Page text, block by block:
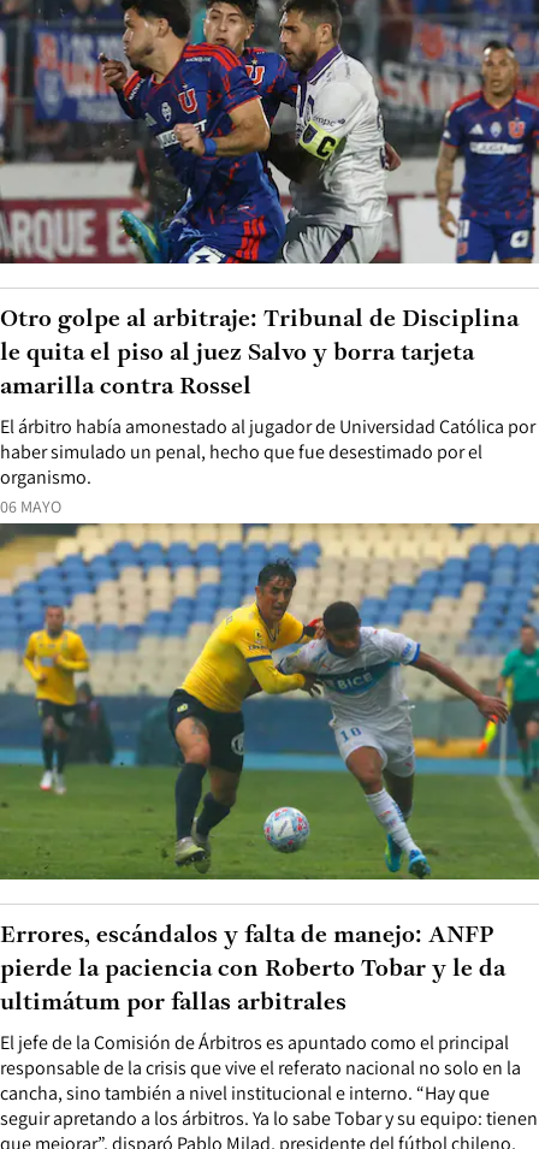
06 MAYO
El árbitro había amonestado al jugador de Universidad Católica por
haber simulado un penal, hecho que fue desestimado por el
organismo.
Otro golpe al arbitraje: Tribunal de Disciplina
le quita el piso al juez Salvo y borra tarjeta
amarilla contra Rossel
El jefe de la Comisión de Árbitros es apuntado como el principal
responsable de la crisis que vive el referato nacional no solo en la
cancha, sino también a nivel institucional e interno. “Hay que
seguir apretando a los árbitros. Ya lo sabe Tobar y su equipo: tienen
que mejorar”, disparó Pablo Milad, presidente del fútbol chileno,
Errores, escándalos y falta de manejo: ANFP
pierde la paciencia con Roberto Tobar y le da
ultimátum por fallas arbitrales